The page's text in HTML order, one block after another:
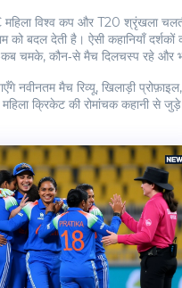
विश्व कप और T20 श्रृंखला चलती
को बदल देती है। ऐसी कहानियाँ
चमके, कौन‑से मैच दिलचस्प रहे और
नवीनतम मैच रिव्यू, खिलाड़ी
क्रिकेट की रोमांचक कहानी से